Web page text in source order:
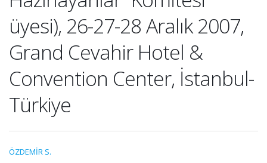
üyesi), 26-27-28 Aralık 2007,
Grand Cevahir Hotel &
Convention Center, İstanbul-
Türkiye
ÖZDEMİR S.